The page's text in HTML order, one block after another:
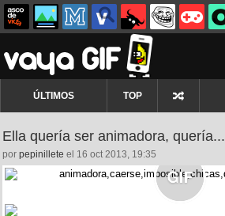
ÚLTIMOS TOP
Ella quería ser animadora, quería...
por pepinillete el 16 oct 2013, 19:35